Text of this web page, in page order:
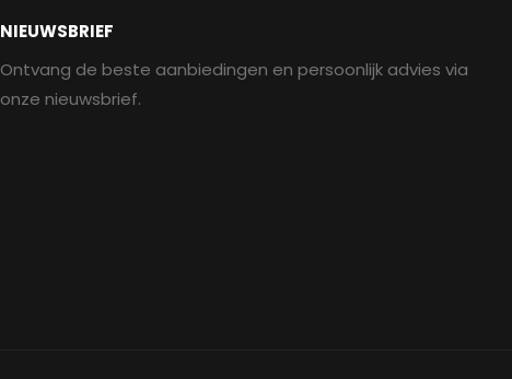
NIEUWSBRIEF
Ontvang de beste aanbiedingen en persoonlijk advies via
onze nieuwsbrief.